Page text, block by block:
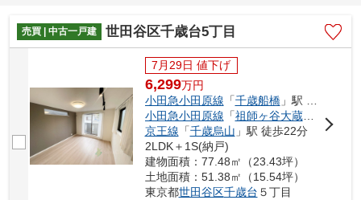
売買 | 中古一戸建 世田谷区千歳台5丁目
7月29日 値下げ
6,299万円
小田急小田原線 「千歳船橋」駅 徒歩22分
小田急小田原線 「祖師ヶ谷大蔵」駅 徒歩
京王線 「千歳烏山 」駅 徒歩22分
2LDK＋1S(納戸)
建物面積：77.48㎡（23.43坪）
土地面積：51.38㎡（15.54坪）
東京都世田谷区千歳台 ５丁目